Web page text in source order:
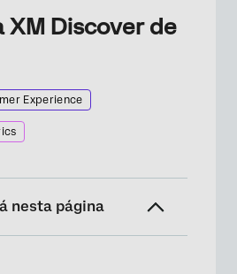
XM Discover de
Experience
nesta página